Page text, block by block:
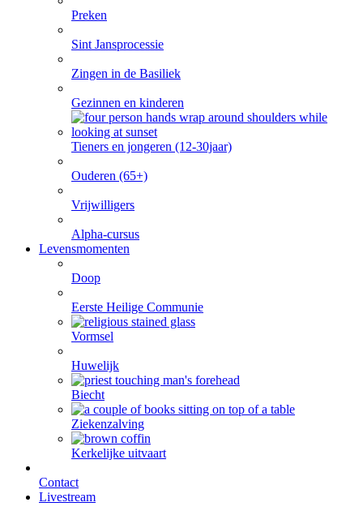
Preken
Sint Jansprocessie
Zingen in de Basiliek
Gezinnen en kinderen
Tieners en jongeren (12-30jaar)
Ouderen (65+)
Vrijwilligers
Alpha-cursus
Levensmomenten
Doop
Eerste Heilige Communie
Vormsel
Huwelijk
Biecht
Ziekenzalving
Kerkelijke uitvaart
Contact
Livestream